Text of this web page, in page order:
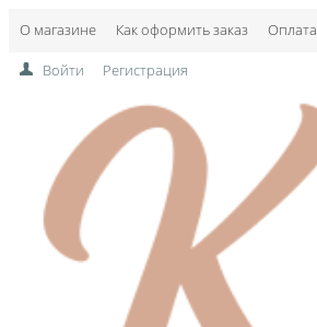
О магазине Как оформить заказ Оплата
Войти Регистрация